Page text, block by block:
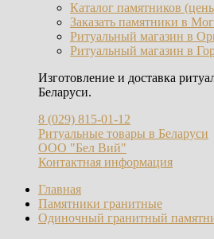
Каталог памятников
Заказать памятники в
Ритуальный магазин в
Ритуальный магазин в
Изготовление и доставка
Беларуси.
8 (029) 815-01-12
Ритуальные товары в Беларуси
ООО "Бел Вий"
Контактная информация
Главная
Памятники гранитные
Одиночный гранитный